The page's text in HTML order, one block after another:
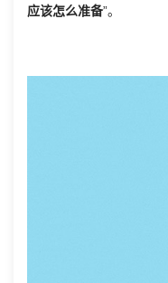
应该怎么准备”。